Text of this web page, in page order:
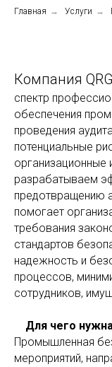
Главная → Услуги →
Компания
спектр
обеспечения
проведения
потенциальные
организационные
разрабатываем
предотвращению
помогает
требования
стандартов
надежность и
процессов,
сотрудников,
Для чего
Промышленная
мероприятий,